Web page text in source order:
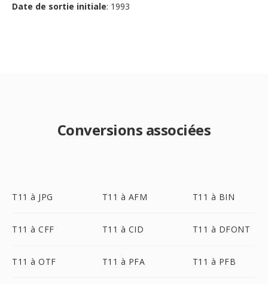
Date de sortie initiale: 1993
Conversions associées
T11 à JPG T11 à AFM T11 à BIN
T11 à CFF T11 à CID T11 à DFONT
T11 à OTF T11 à PFA T11 à PFB